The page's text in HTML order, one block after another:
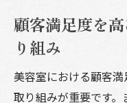
インテリア
リラックス
音楽や照明
顧客満足度を
り組み
美容室における顧客
取り組みが重要です